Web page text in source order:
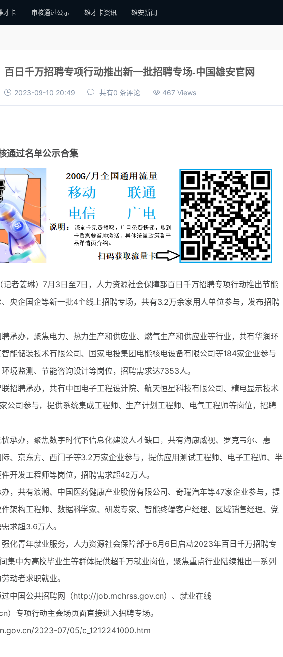
才卡 审核通过公示 雄才卡资讯 雄安新闻
百日千万招聘专项行动推出新一批招聘专场-中国雄安官网
2023-09-10 20:49 共有0 条评论 467 Views
通过名单公示合集
姜琳）7月3日至7日，人力资源社会保障部百日千万招聘专项行动推出节能
央企国企等新一批4个线上招聘专场，共有3.2万余家用人单位参与，发布招聘
办，聚焦电力、热力生产和供应业、燃气生产和供应业等行业，共有华润环
能储装技术有限公司、国家电投集团电能核电设备有限公司等184家企业参与
境监测、节能咨询设计等岗位，招聘需求达7353人。
聘承办，共有中国电子工程设计院、航天恒星科技有限公司、精电显示技术
公司参与，提供系统集成工程师、生产计划工程师、电气工程师等岗位，招聘
办，聚焦数字时代下信息化建设人才缺口，共有海康威视、罗克韦尔、惠
、京东方、西门子等3.2万家企业参与，提供应用测试工程师、电子工程师、半
开发工程师等岗位，招聘需求超42万人。
共有浪潮、中国医药健康产业股份有限公司、奇瑞汽车等47家企业参与，提
架构工程师、数据科学家、研发专家、智能终端客户经理、区域销售经理、党
求超3.6万人。
青年就业服务，人力资源社会保障部于6月6日启动2023年百日千万招聘专
集中为高校毕业生等群体提供超千万就业岗位，聚焦重点行业陆续推出一系列
动者求职就业。
中国公共招聘网（http://job.mohrss.gov.cn）、就业在线
）专项行动主会场页面直接进入招聘专场。
2023-07/05/c_1212241000.htm